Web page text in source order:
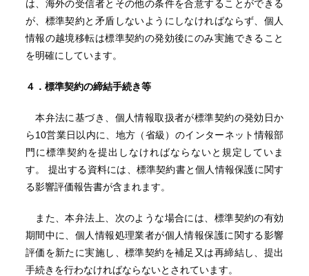
は、海外の受信者とその他の条件を合意することができる
が、標準契約と矛盾しないようにしなければならず、個人
情報の越境移転は標準契約の発効後にのみ実施できること
を明確にしています。
４． 標準契約の締結手続き等
本弁法に基づき、個人情報取扱者が標準契約の発効日か
ら10営業日以内に、地方（省級）のインターネット情報部
門に標準契約を提出しなければならないと規定していま
す。 提出する資料には、標準契約書と個人情報保護に関す
る影響評価報告書が含まれます。
また、本弁法上、次のような場合には、標準契約の有効
期間中に、個人情報処理業者が個人情報保護に関する影響
評価を新たに実施し、標準契約を補足又は再締結し、提出
手続きを行わなければならないとされています。